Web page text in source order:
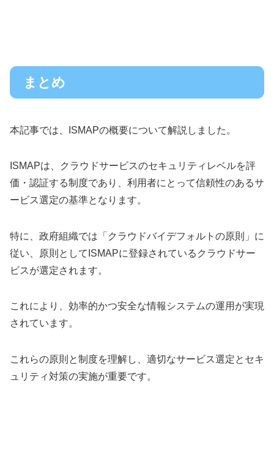
まとめ
本記事では、ISMAPの概要について解説しました。
ISMAPは、クラウドサービスのセキュリティレベルを評
価・認証する制度であり、利用者にとって信頼性のあるサ
ービス選定の基準となります。
特に、政府組織では「クラウドバイデフォルトの原則」に
従い、原則としてISMAPに登録されているクラウドサー
ビスが選定されます。
これにより、効率的かつ安全な情報システムの運用が実現
されています。
これらの原則と制度を理解し、適切なサービス選定とセキ
ュリティ対策の実施が重要です。